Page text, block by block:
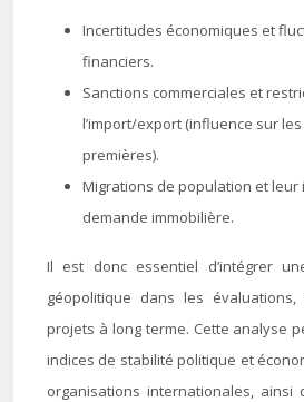
Incertitudes économiques et
financiers.
Sanctions commerciales et
l’import/export (influence sur
premières).
Migrations de population et leur
demande immobilière.
Il est donc essentiel d’intégrer
géopolitique dans les
projets à long terme. Cette analyse
indices de stabilité politique et
organisations internationales,